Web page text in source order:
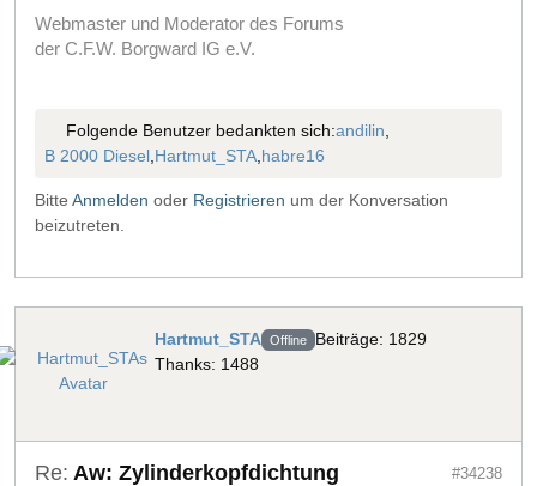
Webmaster und Moderator des Forums
der C.F.W. Borgward IG e.V.
Folgende Benutzer bedankten sich:andilin
B 2000 Diesel Hartmut_STA habre16
Bitte Anmelden oder Registrieren um der Konversation
beizutreten.
Hartmut_STA Offline Beiträge: 1829
Thanks: 1488
Re: Aw: Zylinderkopfdichtung #34238